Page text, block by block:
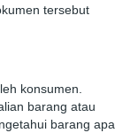
tersebut
konsumen.
barang atau
barang apa